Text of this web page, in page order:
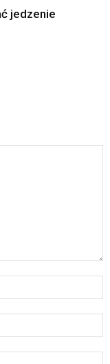
jedzenie